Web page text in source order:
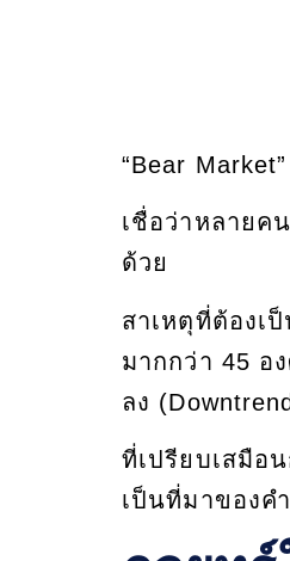
“Bear
เชื่อว่าหลายค
ด้วย
สาเหตุที่ต้อง
มากกว่า 45 อ
ลง
ที่เปรียบเสมือ
เป็นที่มาของค